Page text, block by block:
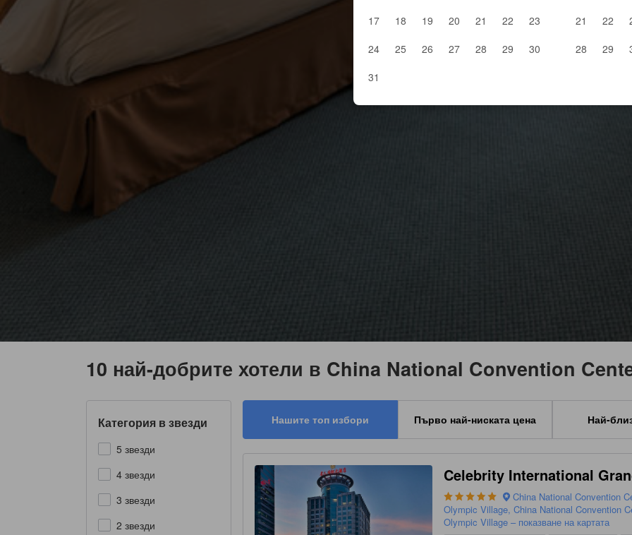
17
18 19 20 21 22
23
24
25 26 27 28 29
30
31
21
22
28
29
10 най-добрите хотели в China National Convention
Категория в звезди
5 звезди
4 звезди
3 звезди
2 звезди
Нашите топ избори Първо най-ниската цена Най-
Celebrity International
China National Convention
Olympic Village, China National Convention
Olympic Village – показване на картата